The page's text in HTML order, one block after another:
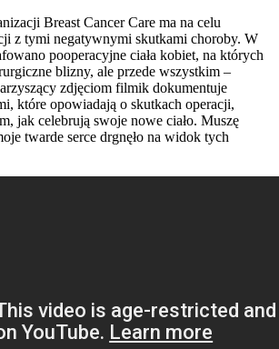
Breast Cancer Care ma na celu
z tymi negatywnymi skutkami choroby. W
pooperacyjne ciała kobiet, na których
blizny, ale przede wszystkim –
zdjęciom filmik dokumentuje
które opowiadają o skutkach operacji,
jak celebrują swoje nowe ciało. Muszę
twarde serce drgnęło na widok tych